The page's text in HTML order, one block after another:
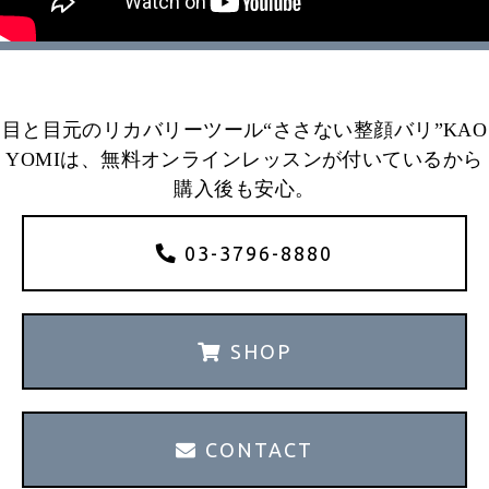
目と目元のリカバリーツール“ささない整顔バリ”KAO
YOMIは、無料オンラインレッスンが付いているから
購入後も安心。
03-3796-8880
SHOP
CONTACT